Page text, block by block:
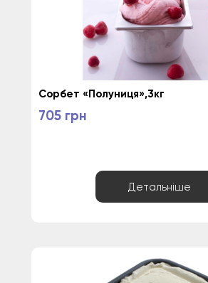
Сорбет «Полуниця»,3кг
705 грн
Детальніше